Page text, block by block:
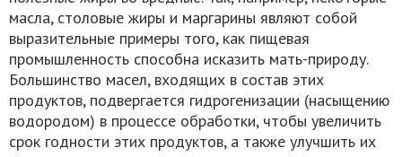
масла, столовые жиры и маргарины являют собой
выразительные примеры того, как пищевая
промышленность способна исказить мать-природу.
Большинство масел, входящих в состав этих
продуктов, подвергается гидрогенизации (насыщению
водородом) в процессе обработки, чтобы увеличить
срок годности этих продуктов, а также улучшить их